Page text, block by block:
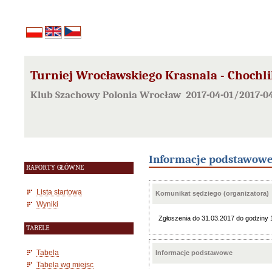
Turniej Wrocławskiego Krasnala -
Klub Szachowy Polonia Wrocław 2017-04-01/2017-
RAPORTY GŁÓWNE
Lista startowa
Wyniki
TABELE
Tabela
Tabela wg miejsc
Informacje
Komunikat sędziego (organizatora)
Zgłoszenia do 31.03.2017 do godziny
Informacje podstawowe